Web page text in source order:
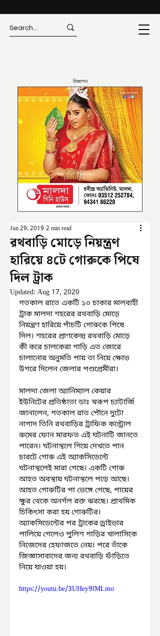
বিজ্ঞাপন
রথবাড়ি মোড়ে নিয়ন্ত্রণ
হারিয়ে ৪টে গোরুকে পিষে
দিল ট্রাক
Jun 29, 2019 2 min read
Updated: Aug 17, 2020
গতকাল রাতে একটি ১০ চাকার মালবাহী
ট্রাক মালদা শহরের রথবাড়ি মোড়ে
নিয়ন্ত্রণ হারিয়ে পাঁচটি গোরুকে পিষে
দিল। শহরের প্রাণকেন্দ্র রথবাড়ি মোড়ে
কী করে চালকেরা গাড়ি এত জোরে
চালানোর অনুমতি পায় তা নিয়ে ক্ষোভ
উগরে দিলেন জেলার পশুপ্রেমীরা।
মালদা জেলা অ্যানিম্যাল কেয়ার
ইউনিটের প্রতিষ্ঠাতা ডাঃ স্বরূপ চ্যাটার্জি
জানালেন, গতকাল রাত পৌনে দুটো
নাগাদ তিনি রথবাড়ির ট্রাফিক কন্ট্রোল
রুমের ফোন মারফত এই ঘটনাটি জানতে
পারেন। ঘটনাস্থলে গিয়ে দেখতে পান
চারটে গোরু এই অ্যাকসিডেন্টে
ঘটনাস্থলেই মারা গেছে। একটি গোরু
আহত অবস্থায় ঘটনাস্থলে পড়ে আছে।
আহত গোরুটির পা ভেঙ্গে গেছে, পায়ের
ক্ষুর থেকে অনর্গল রক্ত ঝরছে। প্রাথমিক
চিকিৎসা করা হয় গোরুটির।
অ্যাকসিডেন্টের পর ট্রাকের ড্রাইভার
পালিয়ে গেলেও পুলিশ গাড়ির খালাসিকে
নিজেদের হেফাজতে নেয়। পরে তাঁকে
জিজ্ঞাসাবাদের জন্য রথবাড়ি ফাঁড়িতে
নিয়ে যাওয়া হয়।
https://youtu.be/3UHey9lMLmo